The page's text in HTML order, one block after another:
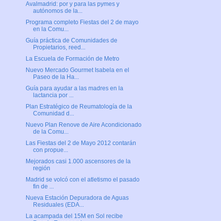
Avalmadrid: por y para las pymes y
autónomos de la...
Programa completo Fiestas del 2 de mayo
en la Comu...
Guía práctica de Comunidades de
Propietarios, reed...
La Escuela de Formación de Metro
Nuevo Mercado Gourmet Isabela en el
Paseo de la Ha...
Guía para ayudar a las madres en la
lactancia por ...
Plan Estratégico de Reumatología de la
Comunidad d...
Nuevo Plan Renove de Aire Acondicionado
de la Comu...
Las Fiestas del 2 de Mayo 2012 contarán
con propue...
Mejorados casi 1.000 ascensores de la
región
Madrid se volcó con el atletismo el pasado
fin de ...
Nueva Estación Depuradora de Aguas
Residuales (EDA...
La acampada del 15M en Sol recibe